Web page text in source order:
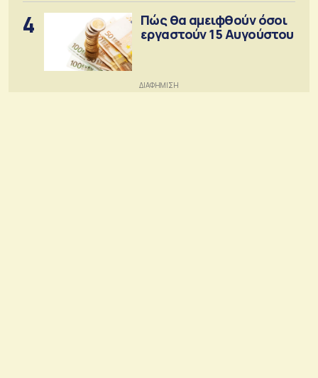
4
Πώς θα αμειφθούν όσοι
εργαστούν 15 Αυγούστου